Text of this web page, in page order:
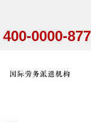
400-0000-877